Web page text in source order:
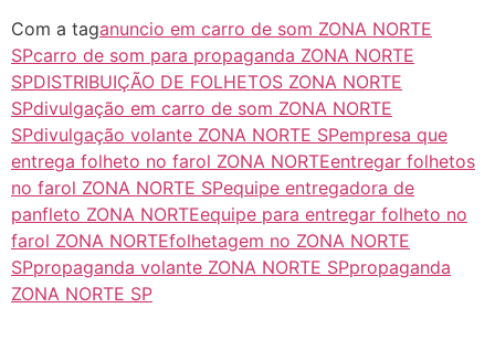
Com a taganuncio em carro de som ZONA NORTE
SPcarro de som para propaganda ZONA NORTE
SPDISTRIBUIÇÃO DE FOLHETOS ZONA NORTE
SPdivulgação em carro de som ZONA NORTE
SPdivulgação volante ZONA NORTE SPempresa que
entrega folheto no farol ZONA NORTEentregar folhetos
no farol ZONA NORTE SPequipe entregadora de
panfleto ZONA NORTEequipe para entregar folheto no
farol ZONA NORTEfolhetagem no ZONA NORTE
SPpropaganda volante ZONA NORTE SPpropaganda
ZONA NORTE SP